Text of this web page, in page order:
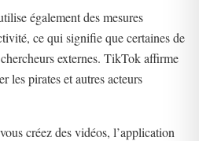
également des mesures
ce qui signifie que certaines de
externes. TikTok affirme
les pirates et autres acteurs
créez des vidéos, l’application